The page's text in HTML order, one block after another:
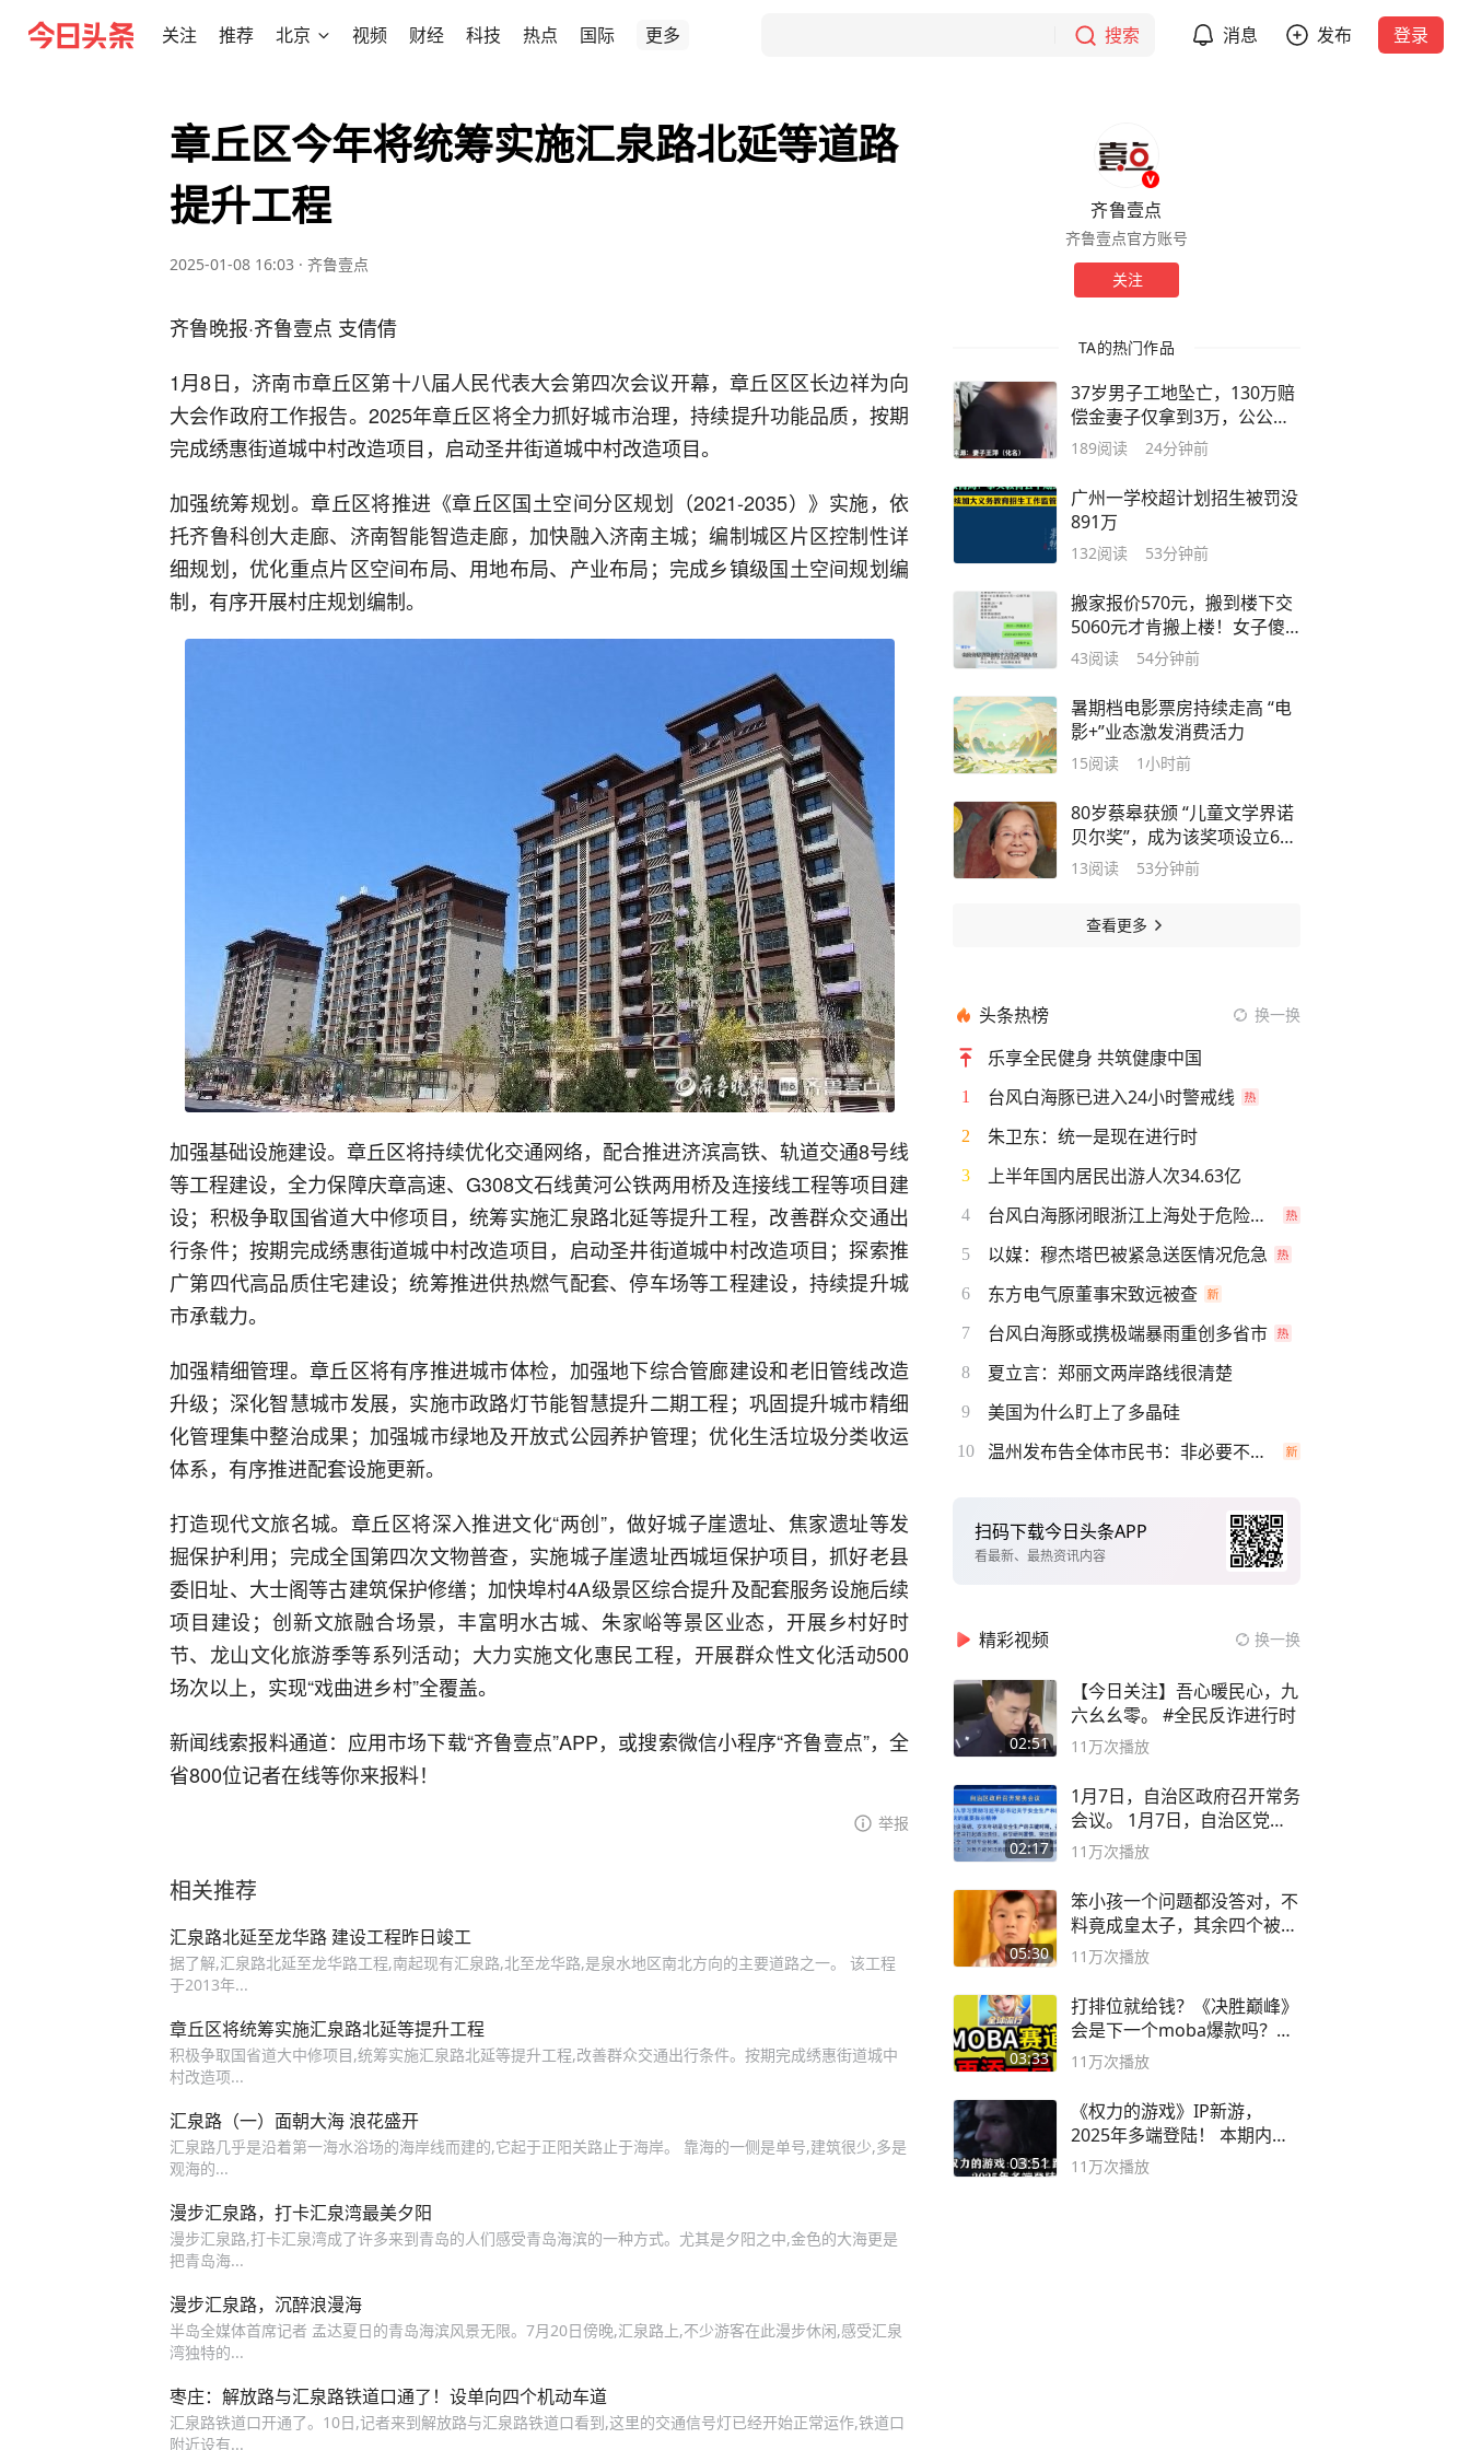
关注 推荐 北京 视频 财经 科技 热点 国际 更多 搜索 消息 发布 登录
章丘区今年将统筹实施汇泉路北延等道路
提升工程
2025-01-08 16:03 · 齐鲁壹点
齐鲁晚报·齐鲁壹点 支倩倩
1月8日，济南市章丘区第十八届人民代表大会第四次会议开幕，章丘区区长边祥为向
大会作政府工作报告。2025年章丘区将全力抓好城市治理，持续提升功能品质，按期
完成绣惠街道城中村改造项目，启动圣井街道城中村改造项目。
加强统筹规划。章丘区将推进《章丘区国土空间分区规划（2021-2035）》实施，依
托齐鲁科创大走廊、济南智能智造走廊，加快融入济南主城；编制城区片区控制性详
细规划，优化重点片区空间布局、用地布局、产业布局；完成乡镇级国土空间规划编
制，有序开展村庄规划编制。
加强基础设施建设。章丘区将持续优化交通网络，配合推进济滨高铁、轨道交通8号线
等工程建设，全力保障庆章高速、G308文石线黄河公铁两用桥及连接线工程等项目建
设；积极争取国省道大中修项目，统筹实施汇泉路北延等提升工程，改善群众交通出
行条件；按期完成绣惠街道城中村改造项目，启动圣井街道城中村改造项目；探索推
广第四代高品质住宅建设；统筹推进供热燃气配套、停车场等工程建设，持续提升城
市承载力。
加强精细管理。章丘区将有序推进城市体检，加强地下综合管廊建设和老旧管线改造
升级；深化智慧城市发展，实施市政路灯节能智慧提升二期工程；巩固提升城市精细
化管理集中整治成果；加强城市绿地及开放式公园养护管理；优化生活垃圾分类收运
体系，有序推进配套设施更新。
打造现代文旅名城。章丘区将深入推进文化“两创”，做好城子崖遗址、焦家遗址等发
掘保护利用；完成全国第四次文物普查，实施城子崖遗址西城垣保护项目，抓好老县
委旧址、大士阁等古建筑保护修缮；加快埠村4A级景区综合提升及配套服务设施后续
项目建设；创新文旅融合场景，丰富明水古城、朱家峪等景区业态，开展乡村好时
节、龙山文化旅游季等系列活动；大力实施文化惠民工程，开展群众性文化活动500
场次以上，实现“戏曲进乡村”全覆盖。
新闻线索报料通道：应用市场下载“齐鲁壹点”APP，或搜索微信小程序“齐鲁壹点”，全
省800位记者在线等你来报料！
举报
相关推荐
汇泉路北延至龙华路 建设工程昨日竣工
据了解,汇泉路北延至龙华路工程,南起现有汇泉路,北至龙华路,是泉水地区南北方向的主要道路之一。 该工程
于2013年...
章丘区将统筹实施汇泉路北延等提升工程
积极争取国省道大中修项目,统筹实施汇泉路北延等提升工程,改善群众交通出行条件。按期完成绣惠街道城中
村改造项...
汇泉路（一）面朝大海 浪花盛开
汇泉路几乎是沿着第一海水浴场的海岸线而建的,它起于正阳关路止于海岸。 靠海的一侧是单号,建筑很少,多是
观海的...
漫步汇泉路，打卡汇泉湾最美夕阳
漫步汇泉路,打卡汇泉湾成了许多来到青岛的人们感受青岛海滨的一种方式。尤其是夕阳之中,金色的大海更是
把青岛海...
漫步汇泉路，沉醉浪漫海
半岛全媒体首席记者 孟达夏日的青岛海滨风景无限。7月20日傍晚,汇泉路上,不少游客在此漫步休闲,感受汇泉
湾独特的...
枣庄：解放路与汇泉路铁道口通了！设单向四个机动车道
汇泉路铁道口开通了。10日,记者来到解放路与汇泉路铁道口看到,这里的交通信号灯已经开始正常运作,铁道口
附近设有...
齐鲁壹点
齐鲁壹点官方账号
关注
TA的热门作品
37岁男子工地坠亡，130万赔
偿金妻子仅拿到3万，公公转
移钱款称“替儿还了外债”，亲
报警，法院介入核查
189阅读 24分钟前
广州一学校超计划招生被罚没
891万
132阅读 53分钟前
搬家报价570元，搬到楼下交
5060元才肯搬上楼！女子傻
眼了……
43阅读 54分钟前
暑期档电影票房持续走高 “电
影+”业态激发消费活力
15阅读 1小时前
80岁蔡皋获颁 “儿童文学界诺
贝尔奖”，成为该奖项设立60
年来首位获此殊荣的中国插画
13阅读 53分钟前
查看更多
头条热榜 换一换
乐享全民健身 共筑健康中国
1 台风白海豚已进入24小时警戒线
2 朱卫东：统一是现在进行时
3 上半年国内居民出游人次34.63亿
4 台风白海豚闭眼浙江上海处于危险半圆
5 以媒：穆杰塔巴被紧急送医情况危急
6 东方电气原董事宋致远被查
7 台风白海豚或携极端暴雨重创多省市
8 夏立言：郑丽文两岸路线很清楚
9 美国为什么盯上了多晶硅
10 温州发布告全体市民书：非必要不外出
扫码下载今日头条APP
看最新、最热资讯内容
精彩视频 换一换
02:51
【今日关注】吾心暖民心，九
六幺幺零。 #全民反诈进行时
11万次播放
02:17
1月7日，自治区政府召开常务
会议。 1月7日，自治区党委
副书记
11万次播放
05:30
笨小孩一个问题都没答对，不
料竟成皇太子，其余四个被处
死
11万次播放
03:33
打排位就给钱？《决胜巅峰》
会是下一个moba爆款吗？#
决胜巅峰
11万次播放
03:51
《权力的游戏》IP新游，
2025年多端登陆！ 本期内容
概要
11万次播放